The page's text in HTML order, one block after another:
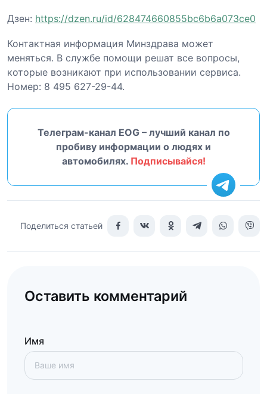
Дзен: https://dzen.ru/id/628474660855bc6b6a073ce0
Контактная информация Минздрава может
меняться. В службе помощи решат все вопросы,
которые возникают при использовании сервиса.
Номер: 8 495 627-29-44.
Телеграм-канал EOG – лучший канал по
пробиву информации о людях и
автомобилях. Подписывайся!
Поделиться статьей
Оставить комментарий
Имя